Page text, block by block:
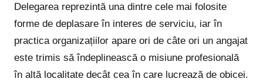
Delegarea reprezintă una dintre cele mai folosite
forme de deplasare în interes de serviciu, iar în
practica organizațiilor apare ori de câte ori un angajat
este trimis să îndeplinească o misiune profesională
în altă localitate decât cea în care lucrează de obicei.